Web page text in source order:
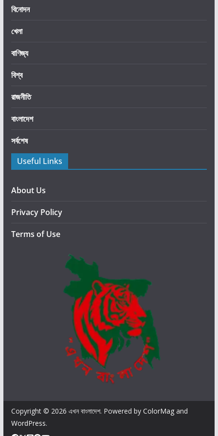
বিনোদন
খেলা
বাণিজ্য
বিশ্ব
রাজনীতি
বাংলাদেশ
সর্বশেষ
Useful Links
About Us
Privacy Policy
Terms of Use
Copyright © 2026 এখন বাংলাদেশ. Powered by ColorMagand
WordPress.